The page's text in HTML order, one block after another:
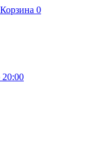
Корзина 0
20:00